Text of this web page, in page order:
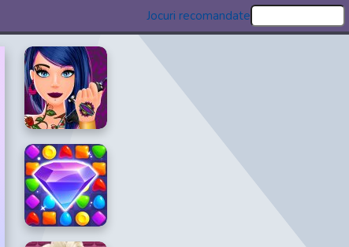
Jocuri recomandate